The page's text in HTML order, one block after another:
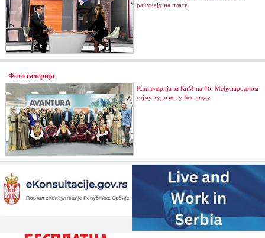
рачунају на плате
Фото галерија
Канцеларија за КиМ на 46. Међународном
сајму туризма у Београду